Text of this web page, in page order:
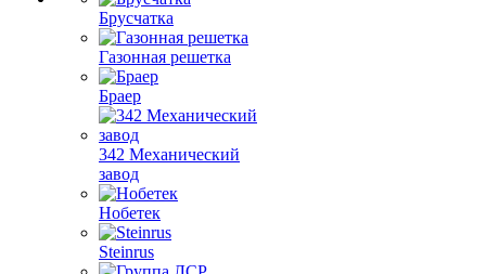
Брусчатка
Газонная решетка
Браер
342 Механический
завод
Нобетек
Steinrus